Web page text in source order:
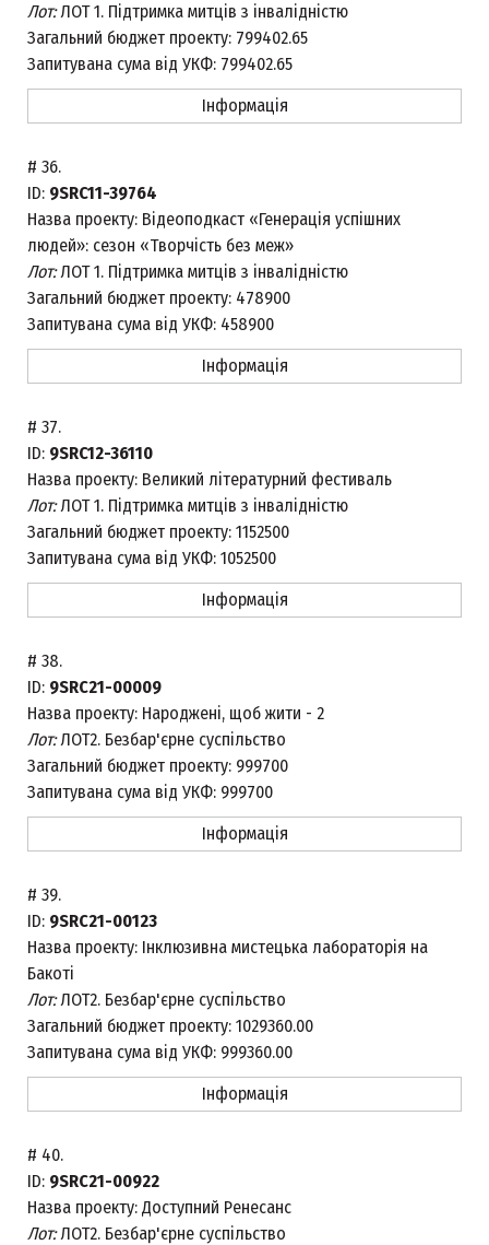
Лот:ЛОТ 1. Підтримка митців з інвалідністю
Загальний бюджет проекту: 799402.65
Запитувана сума від УКФ: 799402.65
Інформація
# 36.
ID: 9SRC11-39764
Назва проекту: Відеоподкаст «Генерація успішних
людей»: сезон «Творчість без меж»
Лот:ЛОТ 1. Підтримка митців з інвалідністю
Загальний бюджет проекту: 478900
Запитувана сума від УКФ: 458900
Інформація
# 37.
ID: 9SRC12-36110
Назва проекту: Великий літературний фестиваль
Лот:ЛОТ 1. Підтримка митців з інвалідністю
Загальний бюджет проекту: 1152500
Запитувана сума від УКФ: 1052500
Інформація
# 38.
ID: 9SRC21-00009
Назва проекту: Народжені, щоб жити - 2
Лот:ЛОТ2. Безбар'єрне суспільство
Загальний бюджет проекту: 999700
Запитувана сума від УКФ: 999700
Інформація
# 39.
ID: 9SRC21-00123
Назва проекту: Інклюзивна мистецька лабораторія на
Бакоті
Лот:ЛОТ2. Безбар'єрне суспільство
Загальний бюджет проекту: 1029360.00
Запитувана сума від УКФ: 999360.00
Інформація
# 40.
ID: 9SRC21-00922
Назва проекту: Доступний Ренесанс
Лот:ЛОТ2. Безбар'єрне суспільство